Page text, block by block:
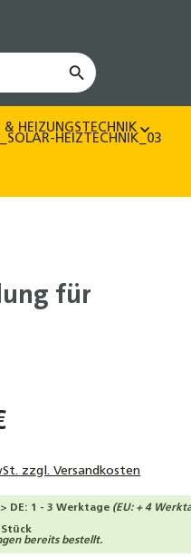
& HEIZUNGSTECHNIK
für
zzgl. Versandkosten
DE: 1 - 3 Werktage (EU: + 4
Stück
bereits bestellt.